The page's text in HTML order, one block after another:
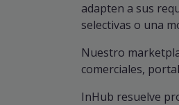
adapten a sus
selectivas o una
Nuestro
comerciales,
InHub resuelve